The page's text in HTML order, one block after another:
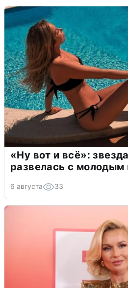
«Ну вот и всё»:
развелась с
6 августа 33